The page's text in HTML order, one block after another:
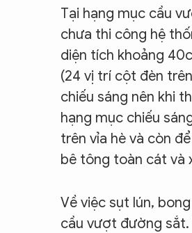
Tại hạng mục cầu
chưa thi công hệ
diện tích khoảng
(24 vị trí cột đèn
chiếu sáng nên khi
hạng mục chiếu
trên vỉa hè và còn
bê tông toàn cát và
Về việc sụt lún,
cầu vượt đường sắt.